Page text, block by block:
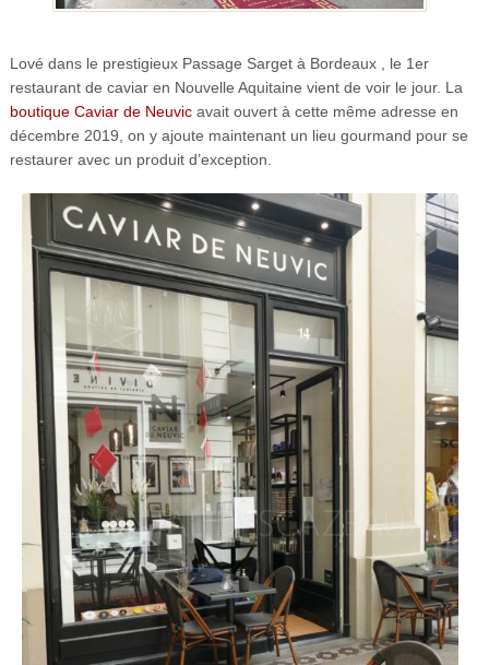
Lové dans le prestigieux Passage Sarget à Bordeaux , le 1er
restaurant de caviar en Nouvelle Aquitaine vient de voir le jour. La
boutique Caviar de Neuvicavait ouvert à cette même adresse en
décembre 2019, on y ajoute maintenant un lieu gourmand pour se
restaurer avec un produit d’exception.